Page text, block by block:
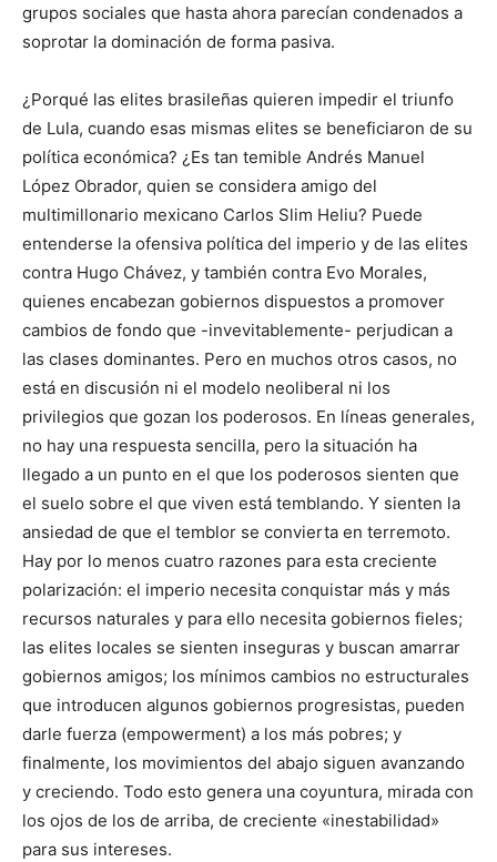
grupos sociales que hasta ahora parecían condenados a
soprotar la dominación de forma pasiva.
¿Porqué las elites brasileñas quieren impedir el triunfo
de Lula, cuando esas mismas elites se beneficiaron de su
política económica? ¿Es tan temible Andrés Manuel
López Obrador, quien se considera amigo del
multimillonario mexicano Carlos Slim Heliu? Puede
entenderse la ofensiva política del imperio y de las elites
contra Hugo Chávez, y también contra Evo Morales,
quienes encabezan gobiernos dispuestos a promover
cambios de fondo que -invevitablemente- perjudican a
las clases dominantes. Pero en muchos otros casos, no
está en discusión ni el modelo neoliberal ni los
privilegios que gozan los poderosos. En líneas generales,
no hay una respuesta sencilla, pero la situación ha
llegado a un punto en el que los poderosos sienten que
el suelo sobre el que viven está temblando. Y sienten la
ansiedad de que el temblor se convierta en terremoto.
Hay por lo menos cuatro razones para esta creciente
polarización: el imperio necesita conquistar más y más
recursos naturales y para ello necesita gobiernos fieles;
las elites locales se sienten inseguras y buscan amarrar
gobiernos amigos; los mínimos cambios no estructurales
que introducen algunos gobiernos progresistas, pueden
darle fuerza (empowerment) a los más pobres; y
finalmente, los movimientos del abajo siguen avanzando
y creciendo. Todo esto genera una coyuntura, mirada con
los ojos de los de arriba, de creciente «inestabilidad»
para sus intereses.